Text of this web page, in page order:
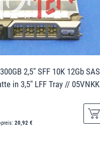
2,5" SFF 10K 12Gb SAS
in 3,5" LFF Tray // 05VNKK
20,92 €